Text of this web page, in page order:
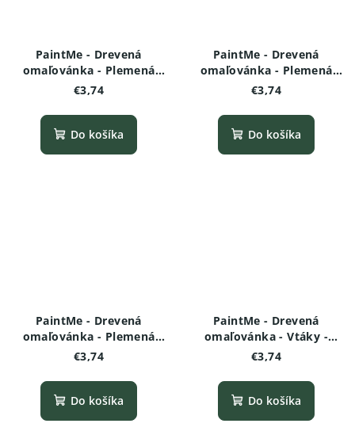
PaintMe - Drevená
omaľovánka - Plemená
psov - Samojed
€3,74
Do košíka
PaintMe - Drevená
omaľovánka - Plemená
psov -Bulteriér
€3,74
Do košíka
PaintMe - Drevená
omaľovánka - Plemená
psov -Dalmatínec
€3,74
Do košíka
PaintMe - Drevená
omaľovánka - Vtáky -
Kolibrík
€3,74
Do košíka